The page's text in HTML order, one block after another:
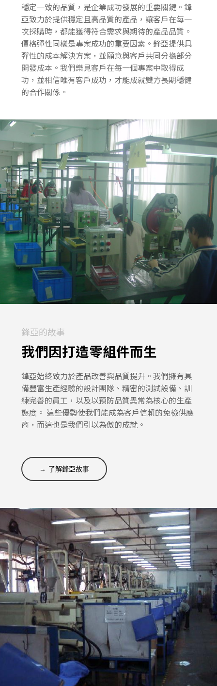
穩定一致的品質，是企業成功發展的重要關鍵。鋒
亞致力於提供穩定且高品質的產品，讓客戶在每一
次採購時，都能獲得符合需求與期待的產品品質。
價格彈性同樣是專案成功的重要因素。鋒亞提供具
彈性的成本解決方案，並願意與客戶共同分擔部分
開發成本。我們樂見客戶在每一個專案中取得成
功，並相信唯有客戶成功，才能成就雙方長期穩健
的合作關係。
鋒亞的故事
我們因打造零組件而生
鋒亞始終致力於產品改善與品質提升。我們擁有具
備豐富生產經驗的設計團隊、精密的測試設備、訓
練完善的員工，以及以預防品質異常為核心的生產
態度。 這些優勢使我們能成為客戶信賴的免檢供應
商，而這也是我們引以為傲的成就。
→ 了解鋒亞故事